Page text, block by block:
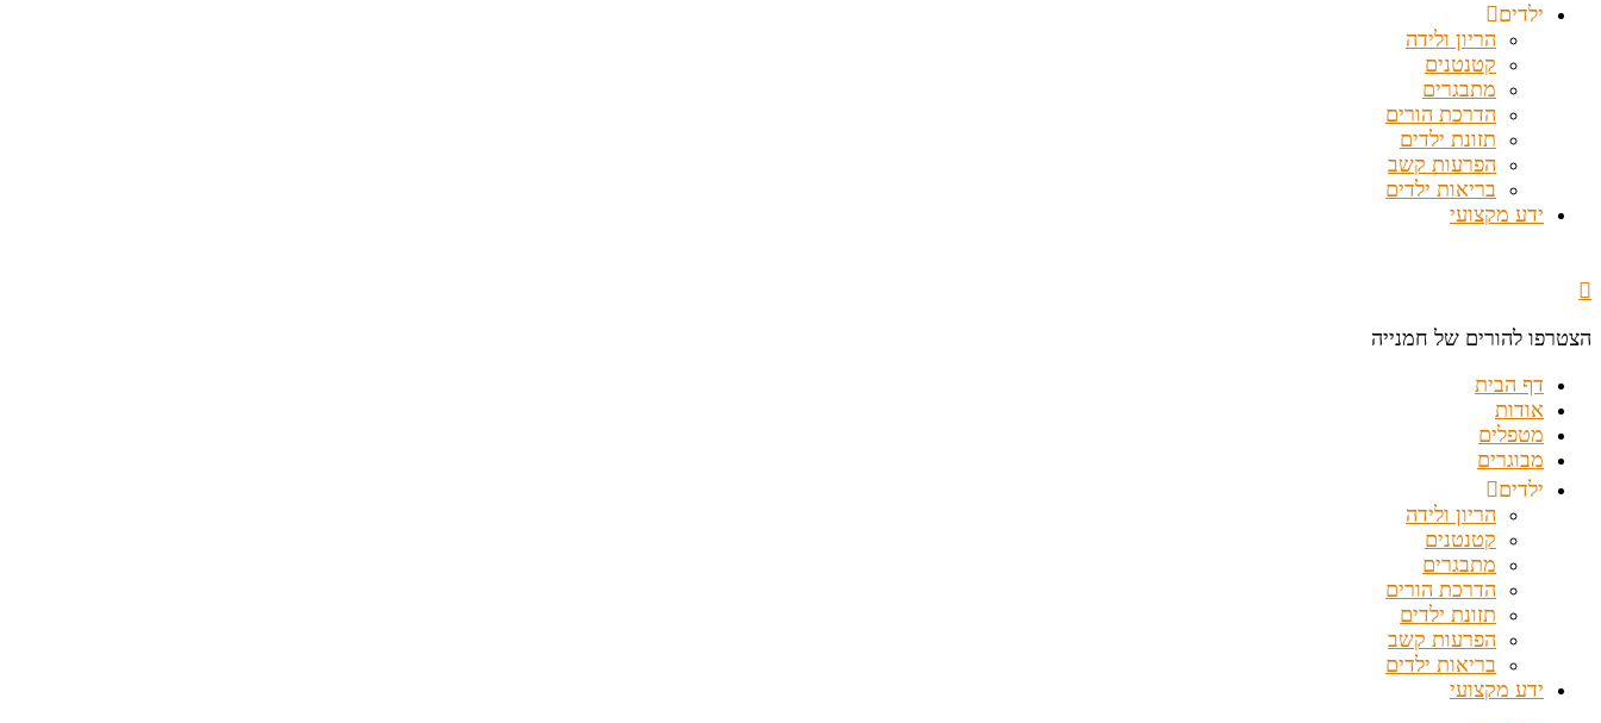
ילדים
הריון ולידה
קטנטנים
מתבגרים
הדרכת הורים
תזונת ילדים
הפרעות קשב
בריאות ילדים
ידע מקצועי
הצטרפו להורים של חמנייה
דף הבית
אודות
מטפלים
מבוגרים
ילדים
הריון ולידה
קטנטנים
מתבגרים
הדרכת הורים
תזונת ילדים
הפרעות קשב
בריאות ילדים
ידע מקצועי